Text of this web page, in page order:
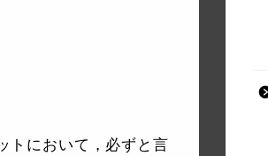
トにおいて，必ずと言